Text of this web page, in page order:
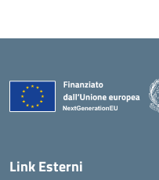
Link Esterni